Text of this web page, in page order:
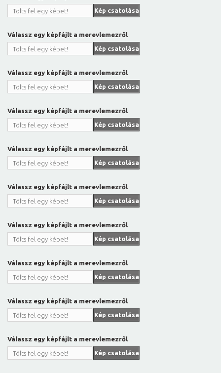
Tölts fel egy képet! Kép csatolása
Válassz egy képfájlt a merevlemezről
Tölts fel egy képet! Kép csatolása
Válassz egy képfájlt a merevlemezről
Tölts fel egy képet! Kép csatolása
Válassz egy képfájlt a merevlemezről
Tölts fel egy képet! Kép csatolása
Válassz egy képfájlt a merevlemezről
Tölts fel egy képet! Kép csatolása
Válassz egy képfájlt a merevlemezről
Tölts fel egy képet! Kép csatolása
Válassz egy képfájlt a merevlemezről
Tölts fel egy képet! Kép csatolása
Válassz egy képfájlt a merevlemezről
Tölts fel egy képet! Kép csatolása
Válassz egy képfájlt a merevlemezről
Tölts fel egy képet! Kép csatolása
Válassz egy képfájlt a merevlemezről
Tölts fel egy képet! Kép csatolása